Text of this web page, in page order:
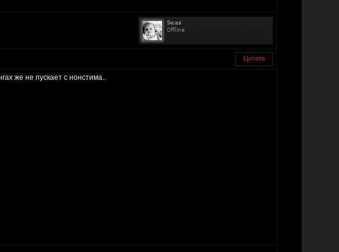
Цитата
же не пускает с нонстима..